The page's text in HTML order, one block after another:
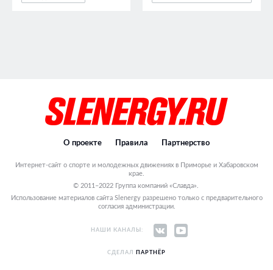
О проекте Правила Партнерство
Интернет-сайт о спорте и молодежных движениях в Приморье и Хабаровском
крае.
© 2011–2022 Группа компаний «Славда».
Использование материалов сайта Slenergy разрешено только с предварительного
согласия администрации.
НАШИ КАНАЛЫ:
СДЕЛАЛ ПАРТНЁР